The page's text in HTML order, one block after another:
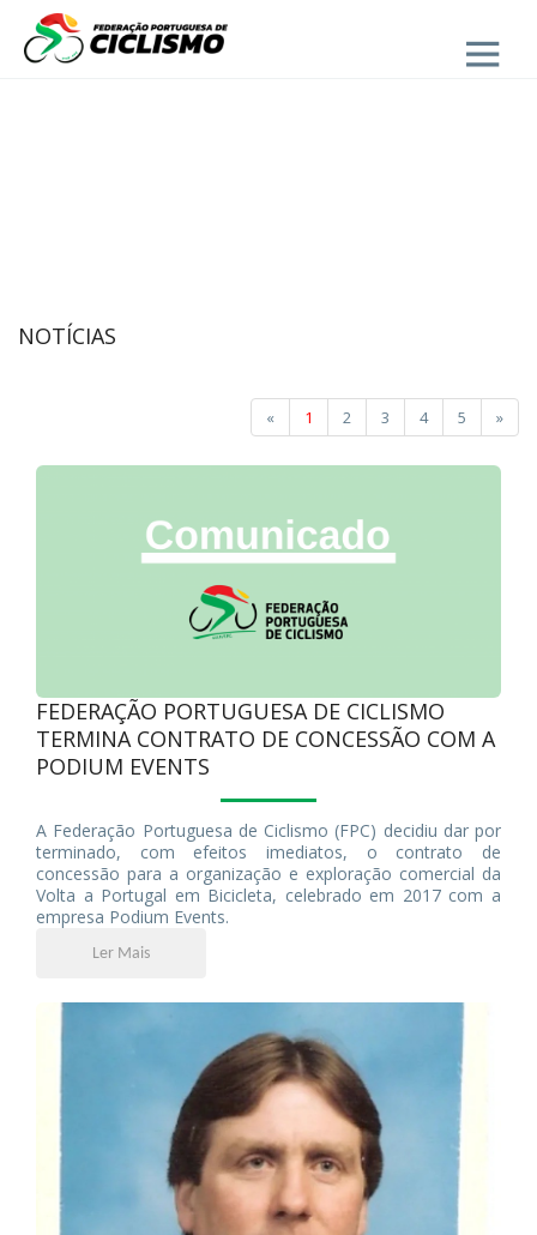
Close
NOTÍCIAS
« 1 2 3 4 5 »
FEDERAÇÃO PORTUGUESA DE CICLISMO
TERMINA CONTRATO DE CONCESSÃO COM A
PODIUM EVENTS
A Federação Portuguesa de Ciclismo (FPC) decidiu dar por
terminado, com efeitos imediatos, o contrato de
concessão para a organização e exploração comercial da
Volta a Portugal em Bicicleta, celebrado em 2017 com a
empresa Podium Events.
Ler Mais